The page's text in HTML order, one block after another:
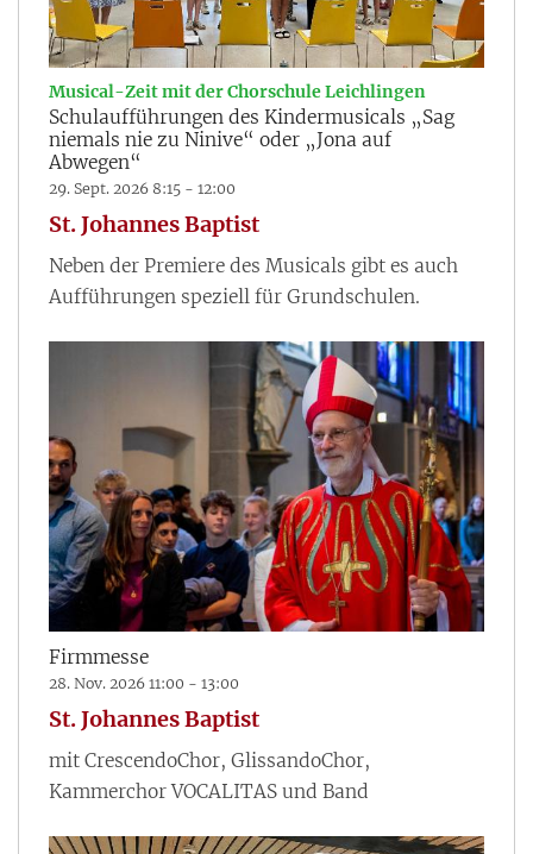
Musical-Zeit mit der Chorschule Leichlingen
Schulaufführungen des Kindermusicals „Sag
niemals nie zu Ninive“ oder „Jona auf
Abwegen“
29. Sept. 2026 8:15 - 12:00
St. Johannes Baptist
Neben der Premiere des Musicals gibt es auch
Aufführungen speziell für Grundschulen.
Firmmesse
28. Nov. 2026 11:00 - 13:00
St. Johannes Baptist
mit CrescendoChor, GlissandoChor,
Kammerchor VOCALITAS und Band